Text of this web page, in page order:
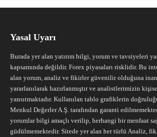
Yasal Uyarı
Burada yer alan yatırım bilgi, yorum ve tavsiyeleri
kapsamında değildir. Forex piyasaları risklidir. Bu
alan yorum, analiz ve fikirler güvenilir olduğuna
yararlanılarak hazırlanmıştır ve analistlerimizin
yansıtmaktadır. Kullanılan tablo grafiklerin
Menkul Değerler A.Ş. tarafından garanti
yorumlar bilgi amaçlı verilip, herhangi bir menfaat
güdülmemektedir. Sitede yer alan her türlü Analiz,